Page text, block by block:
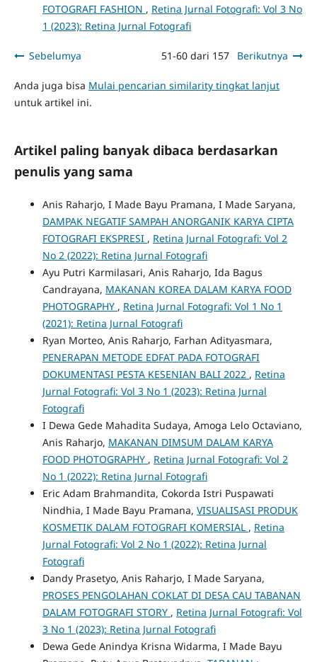
FOTOGRAFI FASHION , Retina Jurnal Fotografi: Vol 3 No
1 (2023): Retina Jurnal Fotografi
Sebelumya 51-60 dari 157 Berikutnya
Anda juga bisa Mulai pencarian similarity tingkat lanjut
untuk artikel ini.
Artikel paling banyak dibaca berdasarkan
penulis yang sama
Anis Raharjo, I Made Bayu Pramana, I Made Saryana,
DAMPAK NEGATIF SAMPAH ANORGANIK KARYA CIPTA
FOTOGRAFI EKSPRESI , Retina Jurnal Fotografi: Vol 2
No 2 (2022): Retina Jurnal Fotografi
Ayu Putri Karmilasari, Anis Raharjo, Ida Bagus
Candrayana, MAKANAN KOREA DALAM KARYA FOOD
PHOTOGRAPHY , Retina Jurnal Fotografi: Vol 1 No 1
(2021): Retina Jurnal Fotografi
Ryan Morteo, Anis Raharjo, Farhan Adityasmara,
PENERAPAN METODE EDFAT PADA FOTOGRAFI
DOKUMENTASI PESTA KESENIAN BALI 2022 , Retina
Jurnal Fotografi: Vol 3 No 1 (2023): Retina Jurnal
Fotografi
I Dewa Gede Mahadita Sudaya, Amoga Lelo Octaviano,
Anis Raharjo, MAKANAN DIMSUM DALAM KARYA
FOOD PHOTOGRAPHY , Retina Jurnal Fotografi: Vol 2
No 1 (2022): Retina Jurnal Fotografi
Eric Adam Brahmandita, Cokorda Istri Puspawati
Nindhia, I Made Bayu Pramana, VISUALISASI PRODUK
KOSMETIK DALAM FOTOGRAFI KOMERSIAL , Retina
Jurnal Fotografi: Vol 2 No 1 (2022): Retina Jurnal
Fotografi
Dandy Prasetyo, Anis Raharjo, I Made Saryana,
PROSES PENGOLAHAN COKLAT DI DESA CAU TABANAN
DALAM FOTOGRAFI STORY , Retina Jurnal Fotografi: Vol
3 No 1 (2023): Retina Jurnal Fotografi
Dewa Gede Anindya Krisna Widarma, I Made Bayu